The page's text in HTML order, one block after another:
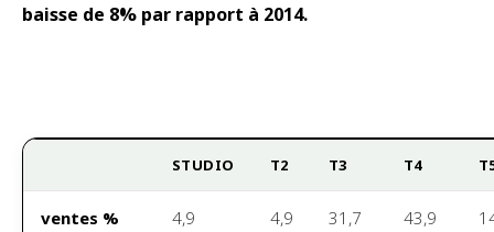
baisse de 8% par rapport à 2014.
STUDIO T2 T3 T4
ventes % 4,9 4,9 31,7 43,9